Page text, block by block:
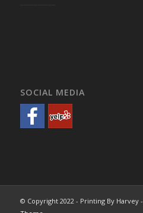
SOCIAL MEDIA
© Copyright 2022 - Printing By Harvey -